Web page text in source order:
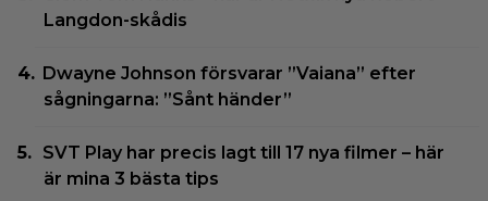
Langdon-skådis
Dwayne Johnson försvarar ”Vaiana” efter
sågningarna: ”Sånt händer”
SVT Play har precis lagt till 17 nya filmer – här
är mina 3 bästa tips